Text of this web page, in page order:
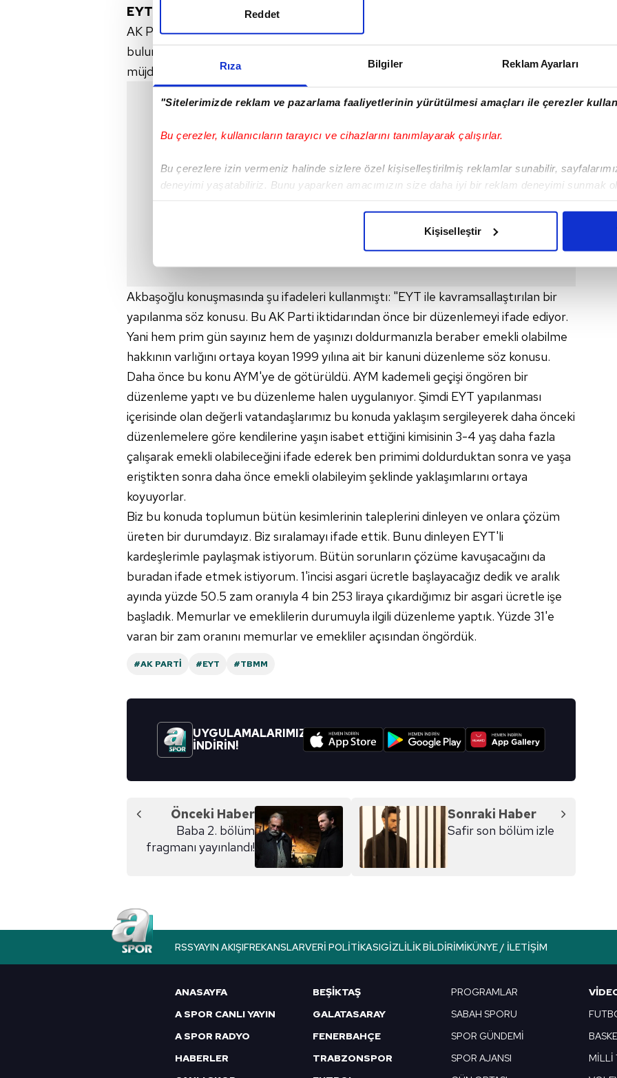
Rıza Bilgiler Reklam Ayarları
"Sitelerimizde reklam ve pazarlama faaliyetlerinin yürütülmesi amaçları ile çerezler
Bu çerezler, kullanıcıların tarayıcı ve cihazlarını tanımlayarak çalışırlar.
Bu çerezlere izin vermeniz halinde sizlere özel kişiselleştirilmiş reklamlar sunabilir,
deneyimi yaşatabiliriz. Bunu yaparken amacımızın size daha iyi bir reklam deneyimi sunmak
Her halükârda, kullanıcılar, bu çerezlere izin vermedikleri takdirde, kullanıcılara hedefli
çerezler vasıtasıyla çeşitli kişisel verileriniz işlenmekte olup gerekli olan çerezler bilgi toplumu
amacıyla kullanılmaktadır. Diğer çerezler, sitemizin daha işlevsel kılınması ve
reklam/pazarlama faaliyetlerinin yapılması, amaçlarıyla sınırlı olarak açık rızanız dahilinde
Çerezlere ilişkin tercihlerinizi aşağıda yer alan panel vasıtasıyla belirleyebilirsiniz. Çerezlere
butonuna tıklayabilir, Çerez Bilgilendirme Metnimizi ziyaret edebilirsiniz.
6698 sayılı Kişisel Verilerin Korunması Kanunu uyarınca hazırlanmış Aydınlatma Metnimizi
mevzuata uygun olarak kullanılan çerezlerle ilgili bilgi almak için lütfen tıklayınız.
Reddet
Kişiselleştir
EYT SON DURUM
AK Parti Grup Başkanvekili Akbaşoğlu, EYT'lilerle ilgili önemli açıklamalarda
bulunmuştu. Akbaşoğlu, "2022 yılı içerisinde EYT'lilerle ilgili de ne yapacağımızın
müjdesini, Çalışma Bakanımızla beraber paylaşacağız." ifadelerini kullanmıştı.
Akbaşoğlu konuşmasında şu ifadeleri kullanmıştı: "EYT ile kavramsallaştırılan bir
yapılanma söz konusu. Bu AK Parti iktidarından önce bir düzenlemeyi ifade ediyor.
Yani hem prim gün sayınız hem de yaşınızı doldurmanızla beraber emekli olabilme
hakkının varlığını ortaya koyan 1999 yılına ait bir kanuni düzenleme söz konusu.
Daha önce bu konu AYM'ye de götürüldü. AYM kademeli geçişi öngören bir
düzenleme yaptı ve bu düzenleme halen uygulanıyor. Şimdi EYT yapılanması
içerisinde olan değerli vatandaşlarımız bu konuda yaklaşım sergileyerek daha önceki
düzenlemelere göre kendilerine yaşın isabet ettiğini kimisinin 3-4 yaş daha fazla
çalışarak emekli olabileceğini ifade ederek ben primimi doldurduktan sonra ve yaşa
eriştikten sonra daha önce emekli olabileyim şeklinde yaklaşımlarını ortaya
koyuyorlar.
Biz bu konuda toplumun bütün kesimlerinin taleplerini dinleyen ve onlara çözüm
üreten bir durumdayız. Biz sıralamayı ifade ettik. Bunu dinleyen EYT'li
kardeşlerimle paylaşmak istiyorum. Bütün sorunların çözüme kavuşacağını da
buradan ifade etmek istiyorum. 1'incisi asgari ücretle başlayacağız dedik ve aralık
ayında yüzde 50.5 zam oranıyla 4 bin 253 liraya çıkardığımız bir asgari ücretle işe
başladık. Memurlar ve emeklilerin durumuyla ilgili düzenleme yaptık. Yüzde 31'e
varan bir zam oranını memurlar ve emekliler açısından öngördük.
#AK PARTI #EYT #TBMM
UYGULAMALARIMIZI
İNDİRİN!
Önceki Haber
Baba 2. bölüm
fragmanı yayınlandı!
Sonraki Haber
Safir son bölüm izle
RSSYAYIN AKIŞIFREKANSLARVERI POLITIKASIGIZLILIK BILDIRIMIKÜNYE / İLETIŞIM
ANASAYFA
A SPOR CANLI YAYIN
A SPOR RADYO
HABERLER
BEŞİKTAŞ
GALATASARAY
FENERBAHÇE
TRABZONSPOR
PROGRAMLAR
SABAH SPORU
SPOR GÜNDEMİ
SPOR AJANSI
MİLLİ